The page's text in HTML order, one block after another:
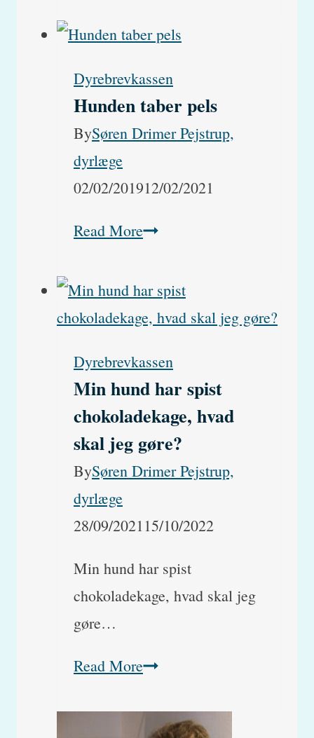
sår
væsker
med
brunt
har
byld?
Dyrebrevkassen
Hunden taber pels
BySøren Drimer Pejstrup,
dyrlæge
02/02/201912/02/2021
Read MoreHunden
pels
Dyrebrevkassen
Min hund har spist
chokoladekage, hvad
skal jeg gøre?
BySøren Drimer Pejstrup,
dyrlæge
28/09/202115/10/2022
Min hund har spist
chokoladekage, hvad skal jeg
gøre…
Read MoreMin